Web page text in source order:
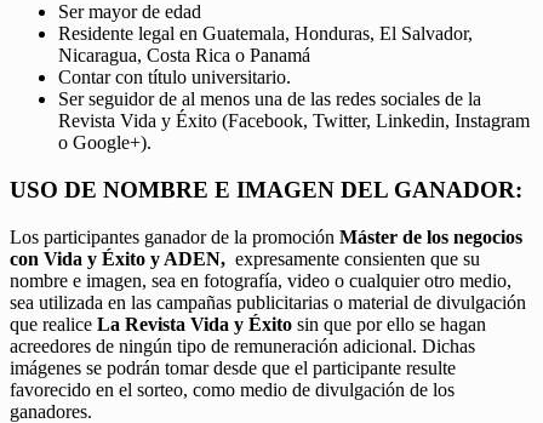
Ser mayor de edad
Residente legal en Guatemala, Honduras, El Salvador,
Nicaragua, Costa Rica o Panamá
Contar con título universitario.
Ser seguidor de al menos una de las redes sociales de la
Revista Vida y Éxito (Facebook, Twitter, Linkedin, Instagram
o Google+).
USO DE NOMBRE E IMAGEN DEL GANADOR:
Los participantes ganador de la promoción Máster de los negocios
con Vida y Éxito y ADEN, expresamente consienten que su
nombre e imagen, sea en fotografía, video o cualquier otro medio,
sea utilizada en las campañas publicitarias o material de divulgación
que realice La Revista Vida y Éxito sin que por ello se hagan
acreedores de ningún tipo de remuneración adicional. Dichas
imágenes se podrán tomar desde que el participante resulte
favorecido en el sorteo, como medio de divulgación de los
ganadores.